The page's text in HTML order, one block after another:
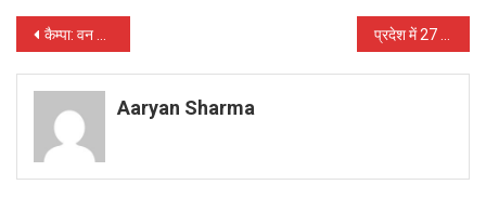
Post
navigation
कैम्पा: वन क्षेत्रों में तीन वर्षों के दौरान 568 डबरी तथा तालाबों का निर्माण पूर्ण
Aaryan Sharma